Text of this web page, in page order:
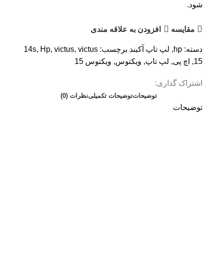
شود.
مقايسه افزودن به علاقه مندی
دسته: hp
, لپ تاپ آکبند برچسب: 14s, Hp, victus, victus
15
, اچ پی, لپ تاپ, ویکتوس, ویکتوس 15
اشتراک گذاری:
توضیحاتتوضیحات تکمیلینظرات (0)
توضیحات